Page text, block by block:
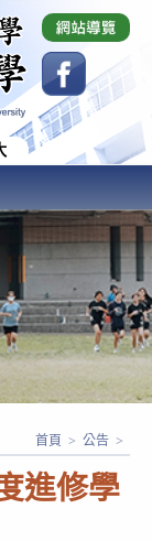
NATIONAL
進修學
首頁 > 公告 >